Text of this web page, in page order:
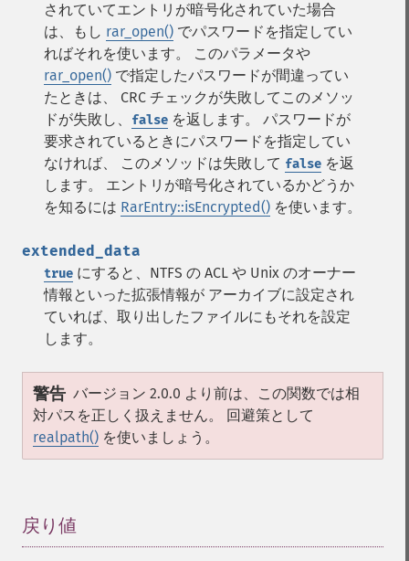
されていてエントリが暗号化されていた場合
は、もし rar_open() でパスワードを指定してい
ればそれを使います。 このパラメータや
rar_open() で指定したパスワードが間違ってい
たときは、 CRC チェックが失敗してこのメソッ
ドが失敗し、
false を返します。 パスワードが
要求されているときにパスワードを指定してい
なければ、 このメソッドは失敗して false を返
します。 エントリが暗号化されているかどうか
を知るには RarEntry::isEncrypted() を使います。
extended_data
true にすると、NTFS の ACL や Unix のオーナー
情報といった拡張情報が アーカイブに設定され
ていれば、取り出したファイルにもそれを設定
します。
警告 バージョン 2.0.0 より前は、この関数では相
対パスを正しく扱えません。 回避策として
realpath() を使いましょう。
戻り値